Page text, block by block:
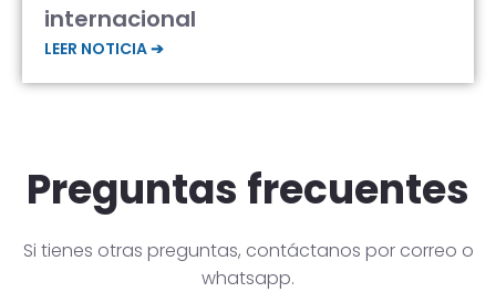
internacional
LEER NOTICIA ➔
Preguntas frecuentes
Si tienes otras preguntas, contáctanos por correo o
whatsapp.